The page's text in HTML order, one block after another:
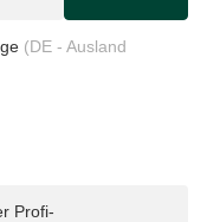
(DE - Ausland
Profi-